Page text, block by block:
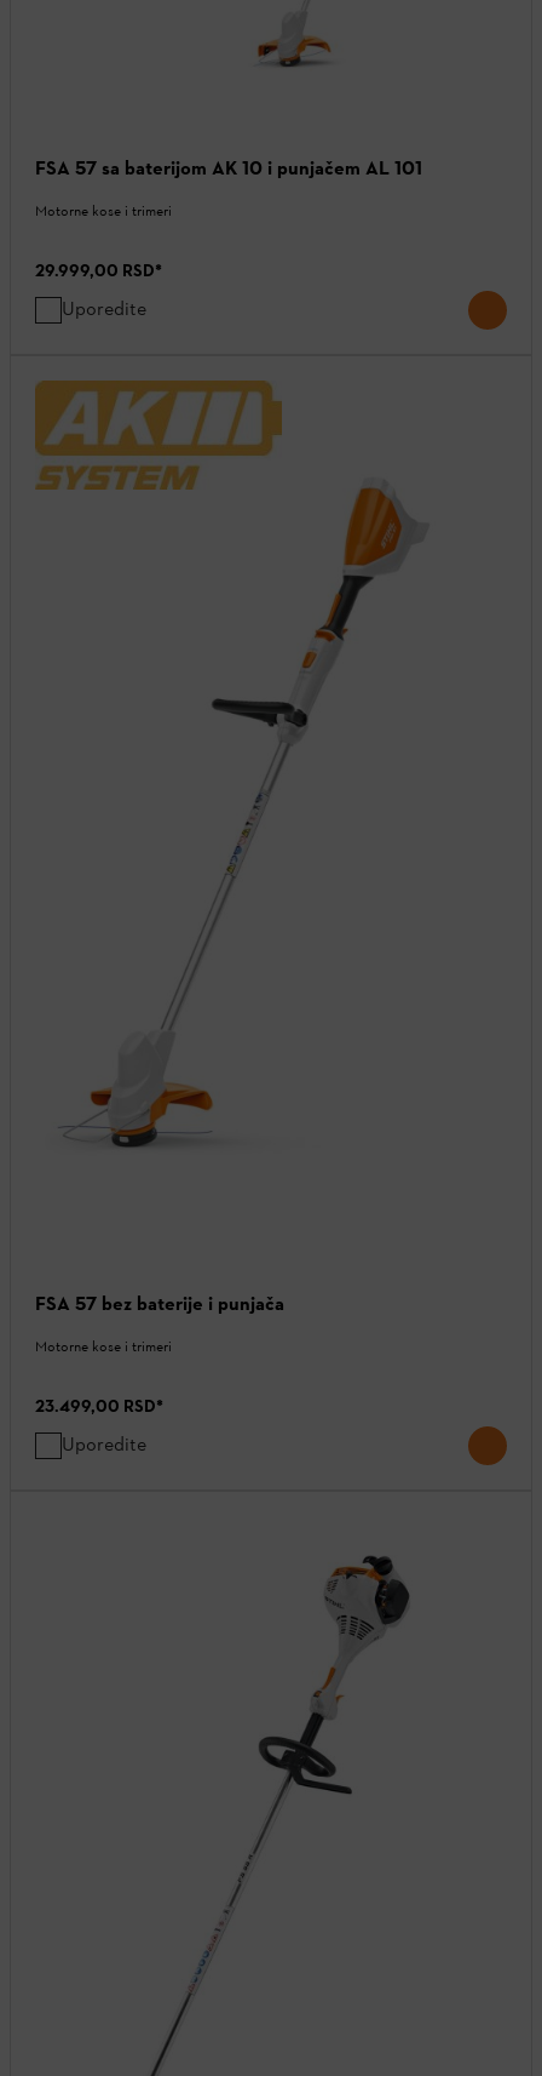
FSA 57 sa baterijom AK 10 i punjačem AL 101
Motorne kose i trimeri
29.999,00 RSD*
Uporedite
FSA 57 bez baterije i punjača
Motorne kose i trimeri
23.499,00 RSD*
Uporedite